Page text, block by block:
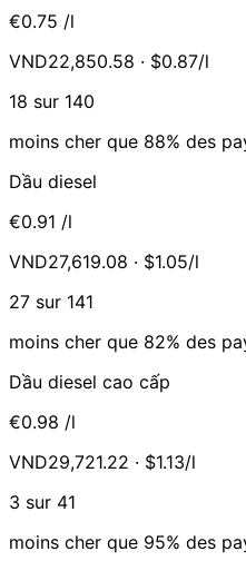
€0.75 /l
VND22,850.58 · $0.87/l
18 sur 140
moins cher que 88% des
Dầu diesel
€0.91 /l
VND27,619.08 · $1.05/l
27 sur 141
moins cher que 82% des
Dầu diesel cao cấp
€0.98 /l
VND29,721.22 · $1.13/l
3 sur 41
moins cher que 95% des